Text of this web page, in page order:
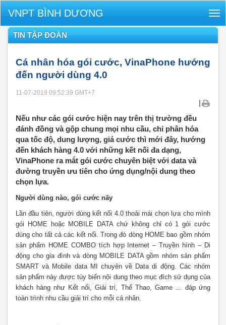
VNPT BÌNH DƯƠNG
TIN TẬP ĐOÀN
Cá nhân hóa gói cước, VinaPhone hướng
đến người dùng 4.0
11-07-2019 09:52:39 GMT+7
|
Nếu như các gói cước hiện nay trên thị trường đều
đánh đồng và gộp chung mọi nhu cầu, chỉ phân hóa
qua tốc độ, dung lượng, giá cước thì mới đây, hướng
đến khách hàng 4.0 với những kết nối đa dạng,
VinaPhone ra mắt gói cước chuyên biệt với data và
đường truyền ưu tiên cho ứng dụng/nội dung theo
chọn lựa.
Người dùng nào, gói cước nấy
Lần đầu tiên, người dùng kết nối 4.0 thoải mái chọn lựa cho mình
gói HOME hoặc MOBILE DATA chứ không chỉ có 1 gói cước
dùng cho tất cả các kết nối. Trong đó dòng HOME bao gồm nhóm
sản phẩm HOME COMBO tích hợp Internet – Truyền hình – Di
động cho gia đình và dòng MOBILE DATA gồm nhóm sản phẩm
SMART và Mobile data MI chuyên về Data di động. Các nhóm
sản phẩm này được tùy biến nội dung theo mục đích sử dụng của
khách hàng như Kết nối, Giải trí, Thể Thao, Game … đáp ứng
toàn trình nhu cầu giải trí cho mỗi cá nhân.